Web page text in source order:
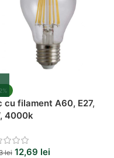
cu filament A60, E27,
4000k
lei 12,69 lei